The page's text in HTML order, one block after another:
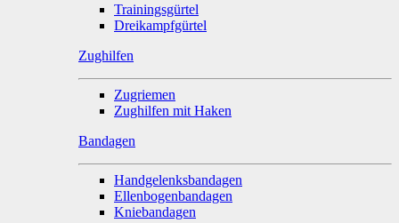
Trainingsgürtel
Dreikampfgürtel
Zughilfen
Zugriemen
Zughilfen mit Haken
Bandagen
Handgelenksbandagen
Ellenbogenbandagen
Kniebandagen